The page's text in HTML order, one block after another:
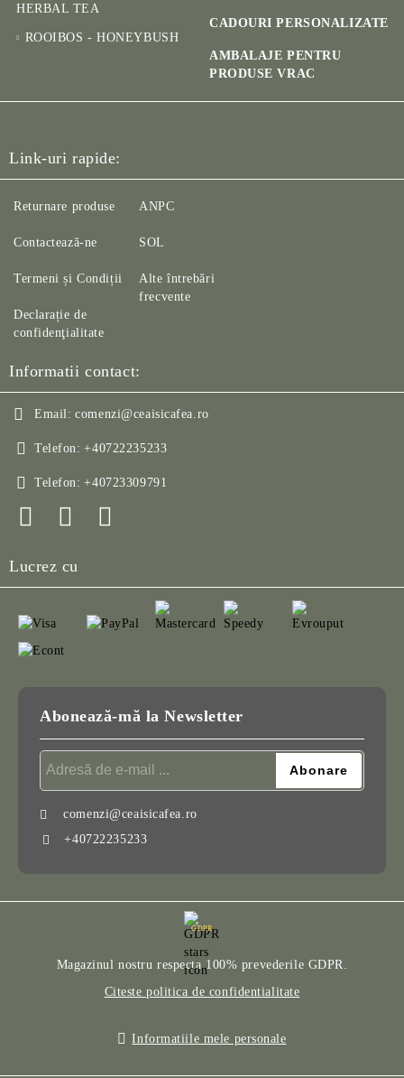
HERBAL TEA
ROOIBOS - HONEYBUSH
CADOURI PERSONALIZATE
AMBALAJE PENTRU
PRODUSE VRAC
Link-uri rapide:
Returnare produse
Contactează-ne
Termeni și Condiții
Declarație de
confidenţialitate
ANPC
SOL
Alte întrebări
frecvente
Informatii contact:
Email: comenzi@ceaisicafea.ro
Telefon: +40722235233
Telefon: +40723309791
Lucrez cu
Abonează-mă la Newsletter
comenzi@ceaisicafea.ro
+40722235233
GDPR
Magazinul nostru respecta 100% prevederile GDPR.
Citeste politica de confidentialitate
Informatiile mele personale